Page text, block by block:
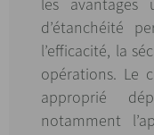
d’étanchéité
l’efficacité, la
opérations. Le
approprié
notamment